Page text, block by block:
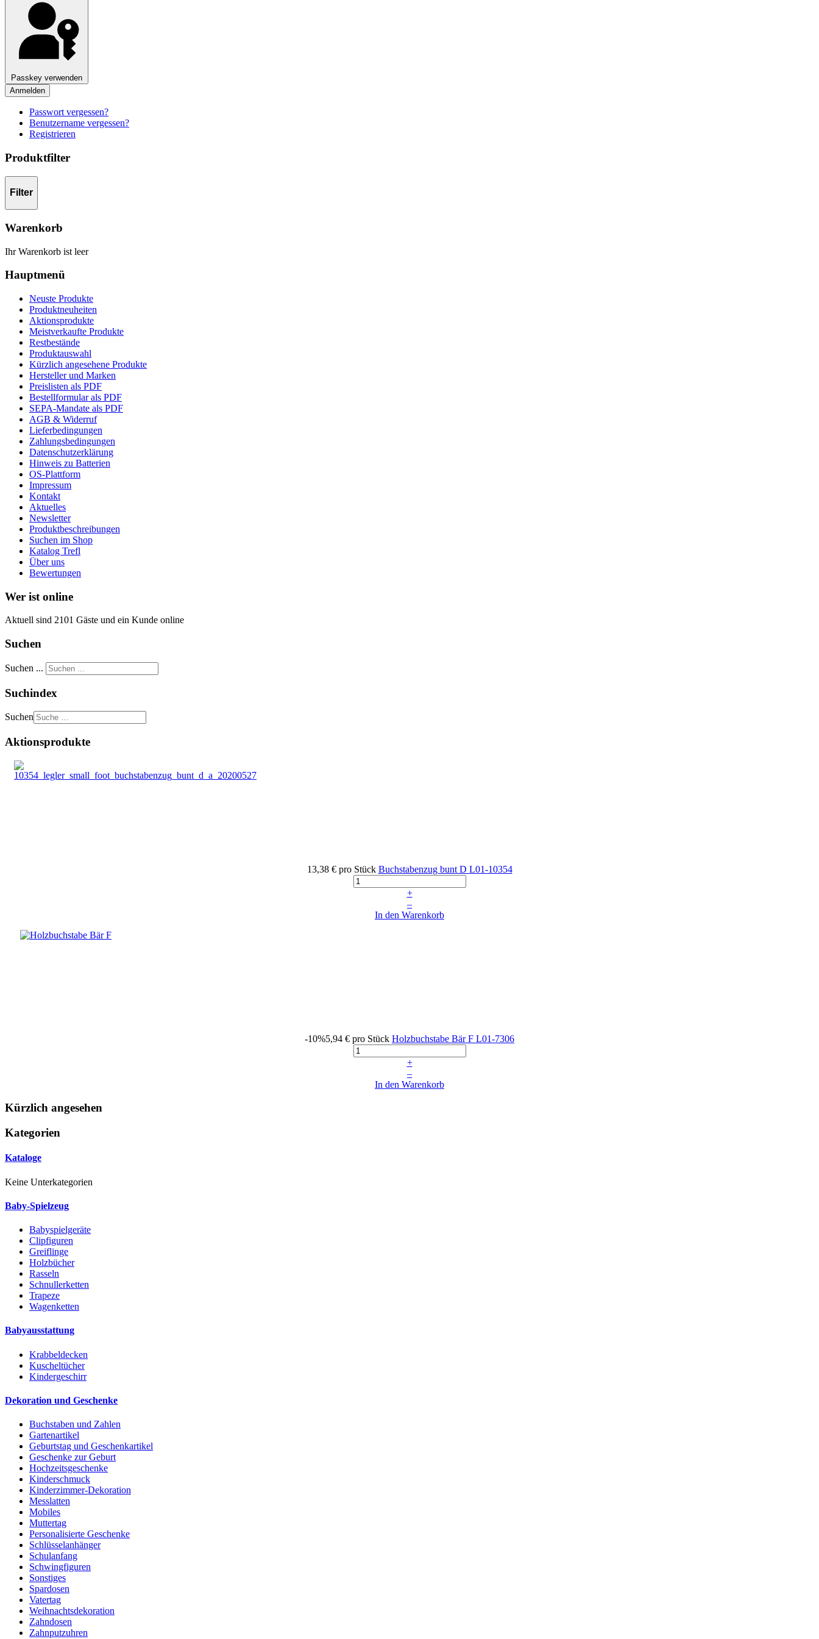
Passkey verwenden
Anmelden
Passwort vergessen?
Benutzername vergessen?
Registrieren
Produktfilter
Filter
Warenkorb
Ihr Warenkorb ist leer
Hauptmenü
Neuste Produkte
Produktneuheiten
Aktionsprodukte
Meistverkaufte Produkte
Restbestände
Produktauswahl
Kürzlich angesehene Produkte
Hersteller und Marken
Preislisten als PDF
Bestellformular als PDF
SEPA-Mandate als PDF
AGB & Widerruf
Lieferbedingungen
Zahlungsbedingungen
Datenschutzerklärung
Hinweis zu Batterien
OS-Plattform
Impressum
Kontakt
Aktuelles
Newsletter
Produktbeschreibungen
Suchen im Shop
Katalog Trefl
Über uns
Bewertungen
Wer ist online
Aktuell sind 2101 Gäste und ein Kunde online
Suchen
Suchen ...
Suchindex
Suchen
Aktionsprodukte
13,38 € pro Stück Buchstabenzug bunt D L01-10354
+
–
In den Warenkorb
-10%5,94 € pro Stück Holzbuchstabe Bär F L01-7306
+
–
In den Warenkorb
Kürzlich angesehen
Kategorien
Kataloge
Keine Unterkategorien
Baby-Spielzeug
Babyspielgeräte
Clipfiguren
Greiflinge
Holzbücher
Rasseln
Schnullerketten
Trapeze
Wagenketten
Babyausstattung
Krabbeldecken
Kuscheltücher
Kindergeschirr
Dekoration und Geschenke
Buchstaben und Zahlen
Gartenartikel
Geburtstag und Geschenkartikel
Geschenke zur Geburt
Hochzeitsgeschenke
Kinderschmuck
Kinderzimmer-Dekoration
Messlatten
Mobiles
Muttertag
Personalisierte Geschenke
Schlüsselanhänger
Schulanfang
Schwingfiguren
Sonstiges
Spardosen
Vatertag
Weihnachtsdekoration
Zahndosen
Zahnputzuhren